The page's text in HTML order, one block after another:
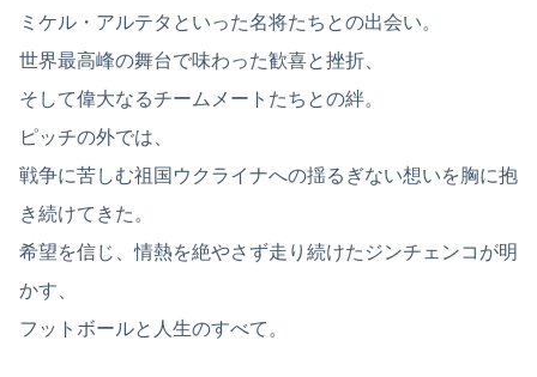
ミケル・アルテタといった名将たちとの出会い。
世界最高峰の舞台で味わった歓喜と挫折、
そして偉大なるチームメートたちとの絆。
ピッチの外では、
戦争に苦しむ祖国ウクライナへの揺るぎない想いを胸に抱
き続けてきた。
希望を信じ、情熱を絶やさず走り続けたジンチェンコが明
かす、
フットボールと人生のすべて。